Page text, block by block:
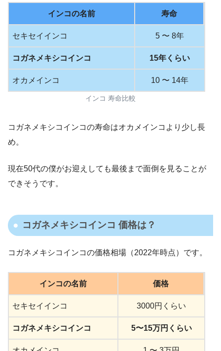
インコの名前 寿命
セキセイインコ 5 〜 8年
コガネメキシコインコ 15年くらい
オカメインコ 10 〜 14年
インコ 寿命比較
コガネメキシコインコの寿命はオカメインコより少し長
め。
現在50代の僕がお迎えしても最後まで面倒を見ることが
できそうです。
コガネメキシコインコ 価格は？
コガネメキシコインコの価格相場（2022年時点）です。
インコの名前 価格
セキセイインコ 3000円くらい
コガネメキシコインコ 5〜15万円くらい